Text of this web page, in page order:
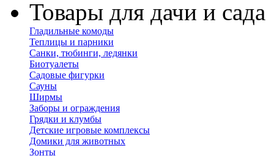
Товары для дачи и сада
Гладильные комоды
Теплицы и парники
Санки, тюбинги, ледянки
Биотуалеты
Садовые фигурки
Сауны
Ширмы
Заборы и ограждения
Грядки и клумбы
Детские игровые комплексы
Домики для животных
Зонты